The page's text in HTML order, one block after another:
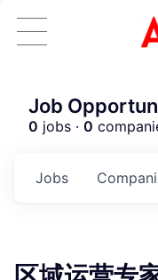
Job
0 jobs · 0
Jobs